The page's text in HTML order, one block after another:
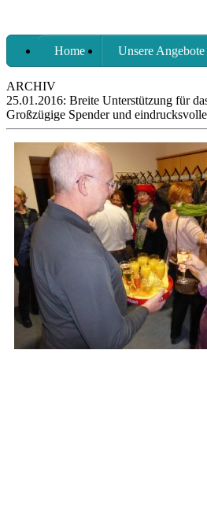
Home Unsere Angebote
ARCHIV
25.01.2016: Breite Unterstützung für
Großzügige Spender und